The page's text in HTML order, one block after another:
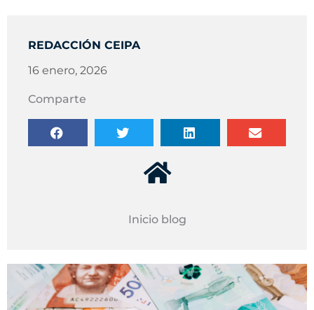
REDACCIÓN CEIPA
16 enero, 2026
Comparte
Inicio blog